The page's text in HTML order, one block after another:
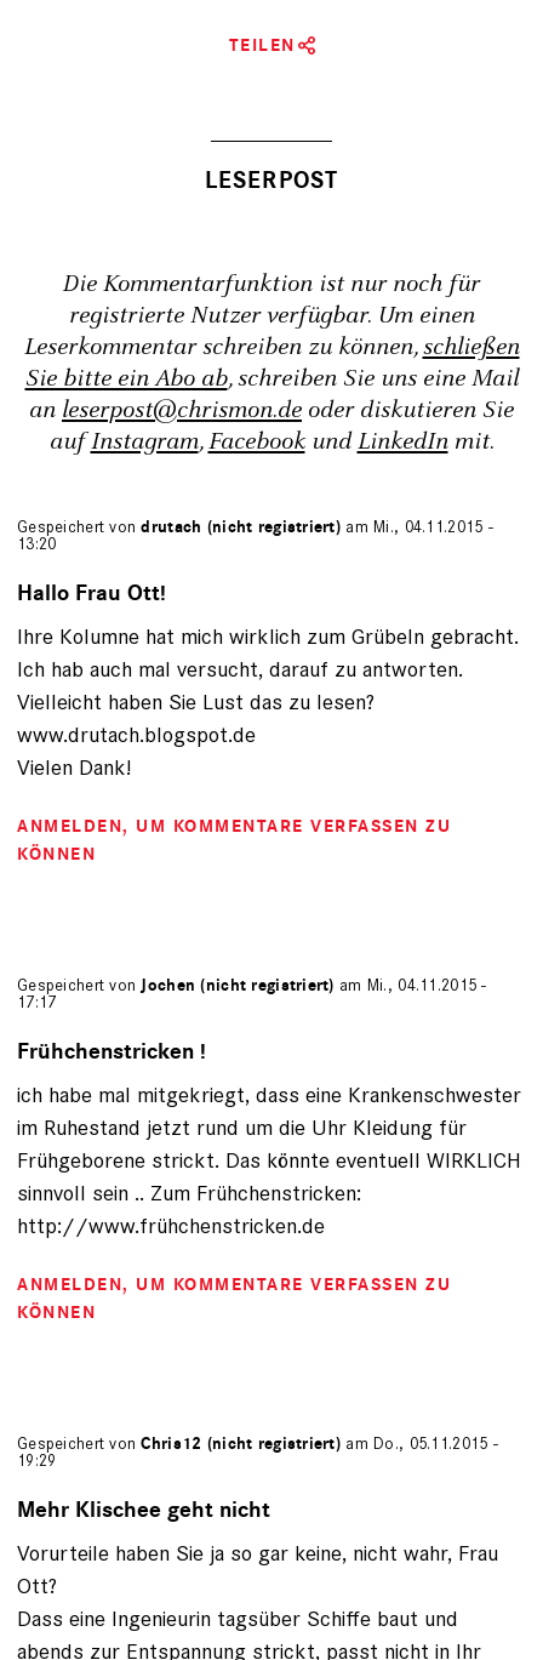
TEILEN
Die Kommentarfunktion ist nur noch für
registrierte Nutzer verfügbar. Um einen
Leserkommentar schreiben zu können,schließen
Sie bitte ein Abo ab, schreiben Sie uns eine Mail
an leserpost@chrismon.de oder diskutieren Sie
aufInstagram,FacebookundLinkedInmit.
Gespeichert vondrutach (nicht registriert) am Mi., 04.11.2015 -
13:20
Hallo Frau Ott!
Ihre Kolumne hat mich wirklich zum Grübeln gebracht.
Ich hab auch mal versucht, darauf zu antworten.
Vielleicht haben Sie Lust das zu lesen?
www.drutach.blogspot.de
Vielen Dank!
ANMELDEN, UM KOMMENTARE VERFASSEN ZU
KÖNNEN
Gespeichert von Jochen (nicht registriert) am Mi., 04.11.2015 -
17:17
Frühchenstricken !
ich habe mal mitgekriegt, dass eine Krankenschwester
im Ruhestand jetzt rund um die Uhr Kleidung für
Frühgeborene strickt. Das könnte eventuell WIRKLICH
sinnvoll sein .. Zum Frühchenstricken:
http://www.frühchenstricken.de
ANMELDEN, UM KOMMENTARE VERFASSEN ZU
KÖNNEN
Gespeichert vonChris12 (nicht registriert) am Do., 05.11.2015 -
19:29
Mehr Klischee geht nicht
Vorurteile haben Sie ja so gar keine, nicht wahr, Frau
Ott?
Dass eine Ingenieurin tagsüber Schiffe baut und
abends zur Entspannung strickt, passt nicht in Ihr